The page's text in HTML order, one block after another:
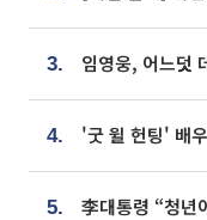
3.
4.
5.